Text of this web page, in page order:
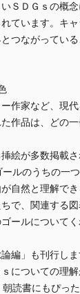
ＳＤＧｓの概
ています。キ
つながってい
作家など、現
作品は、どの
絵が多数掲載
ルのうちの一
自然と理解でき
で、関連する
ールについて
編」も刊行し
についての理
読書にもぴっ